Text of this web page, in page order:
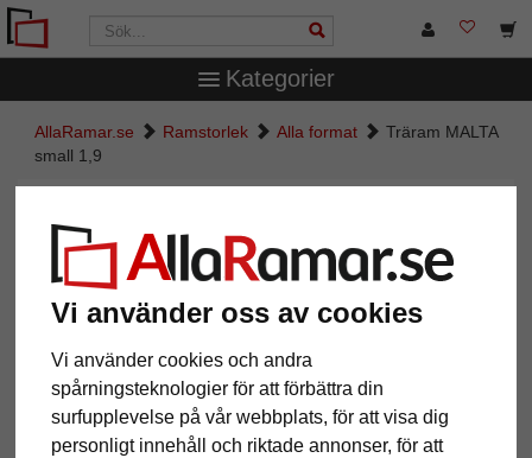
Vi använder oss av cookies
Vi använder cookies och andra
spårningsteknologier för att förbättra din
surfupplevelse på vår webbplats, för att visa dig
personligt innehåll och riktade annonser, för att
Kategorier
AllaRamar.se Ramstorlek Alla format
Träram MALTA
small 1,9